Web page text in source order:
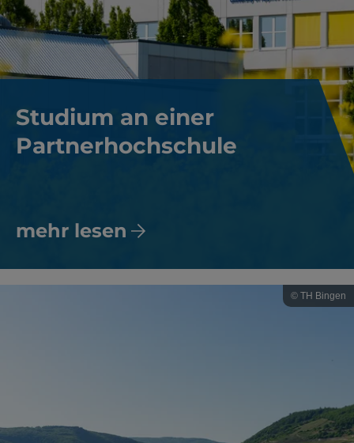
Studium an einer
Partnerhochschule
mehr lesen
© TH Bingen